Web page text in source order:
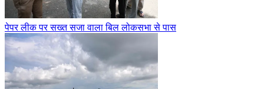
पेपर लीक पर सख्त सजा वाला बिल लोकसभा से पास